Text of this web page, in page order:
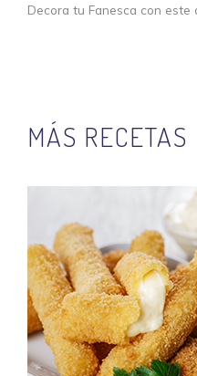
Decora tu Fanesca con este
MÁS RECETAS